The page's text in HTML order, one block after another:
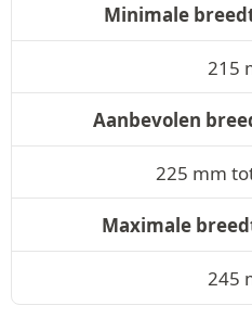
Minimale
215
Aanbevolen
225 mm
Maximale
245